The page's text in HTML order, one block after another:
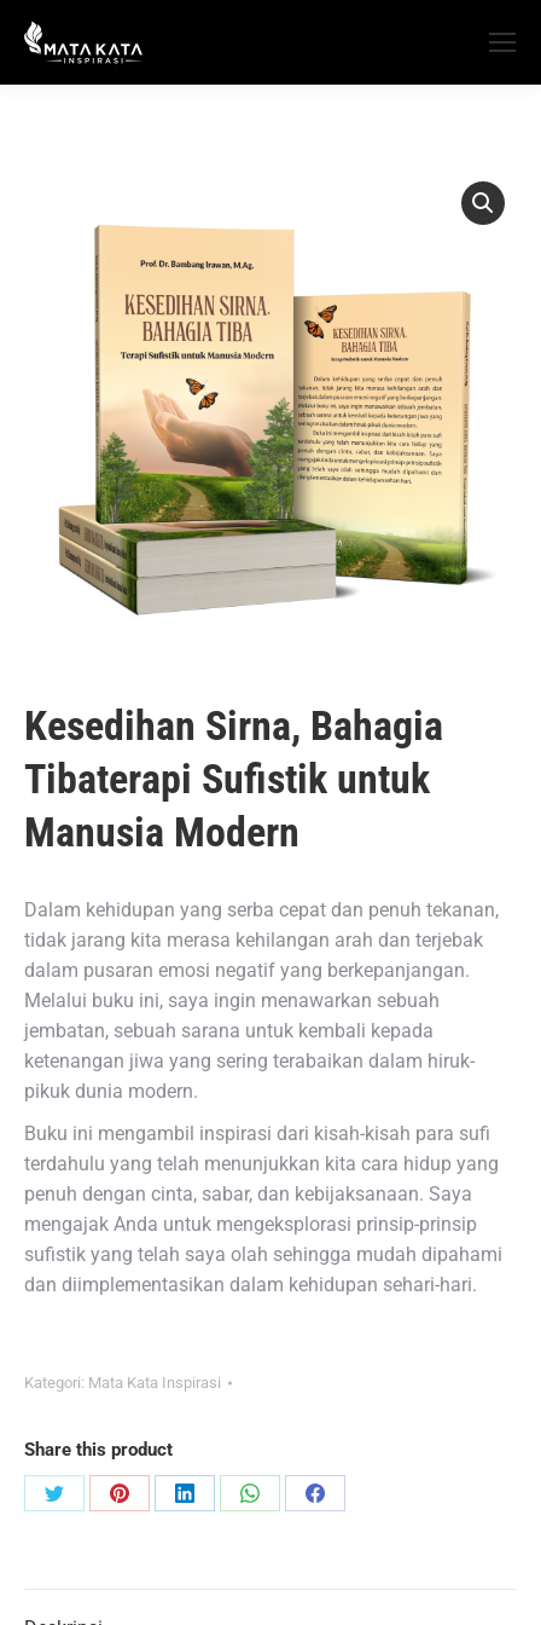
Kesedihan Sirna, Bahagia
Tibaterapi Sufistik untuk
Manusia Modern
Dalam kehidupan yang serba cepat dan penuh tekanan,
tidak jarang kita merasa kehilangan arah dan terjebak
dalam pusaran emosi negatif yang berkepanjangan.
Melalui buku ini, saya ingin menawarkan sebuah
jembatan, sebuah sarana untuk kembali kepada
ketenangan jiwa yang sering terabaikan dalam hiruk-
pikuk dunia modern.
Buku ini mengambil inspirasi dari kisah-kisah para sufi
terdahulu yang telah menunjukkan kita cara hidup yang
penuh dengan cinta, sabar, dan kebijaksanaan. Saya
mengajak Anda untuk mengeksplorasi prinsip-prinsip
sufistik yang telah saya olah sehingga mudah dipahami
dan diimplementasikan dalam kehidupan sehari-hari.
Kategori: Mata Kata Inspirasi
Share this product
Share
Share
Share
Share
Share